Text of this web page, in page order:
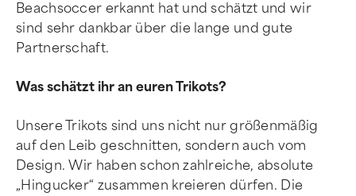
Beachsoccer erkannt hat und schätzt und wir
sind sehr dankbar über die lange und gute
Partnerschaft.
Was schätzt ihr an euren Trikots?
Unsere Trikots sind uns nicht nur größenmäßig
auf den Leib geschnitten, sondern auch vom
Design. Wir haben schon zahlreiche, absolute
„Hingucker“ zusammen kreieren dürfen. Die